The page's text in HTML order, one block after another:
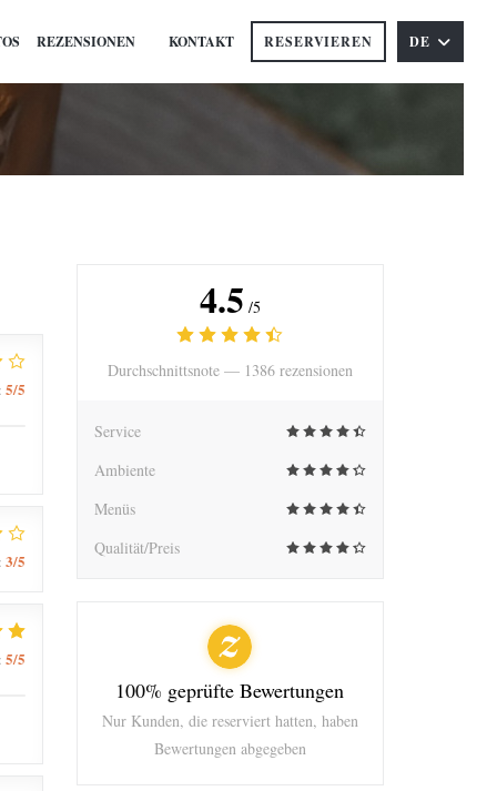
REZENSIONEN
((ÖFFNET EIN NEUES FENSTER))
KONTAKT RESERVIEREN DE
5/5
3/5
5/5
4.5 /5
Durchschnittsnote — 1386 rezensionen
Service
Ambiente
Menüs
Qualität/Preis
100% geprüfte Bewertungen
Nur Kunden, die reserviert hatten, haben
Bewertungen abgegeben